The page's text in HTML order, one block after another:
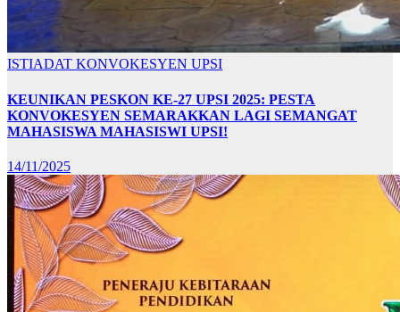
ISTIADAT KONVOKESYEN UPSI
KEUNIKAN PESKON KE-27 UPSI 2025: PESTA
KONVOKESYEN SEMARAKKAN LAGI SEMANGAT
MAHASISWA MAHASISWI UPSI!
14/11/2025